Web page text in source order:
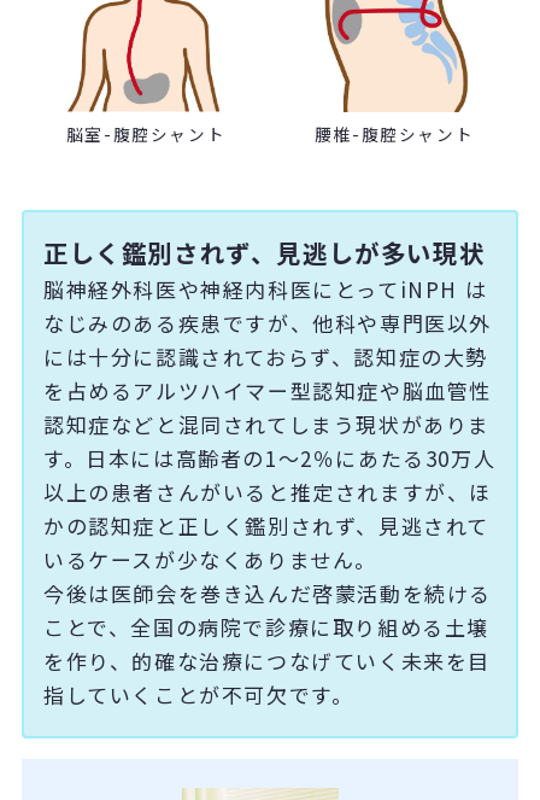
脳室-腹腔シャント 腰椎-腹腔シャント
正しく鑑別されず、見逃しが多い現状
脳神経外科医や神経内科医にとってiNPH は
なじみのある疾患ですが、他科や専門医以外
には十分に認識されておらず、認知症の大勢
を占めるアルツハイマー型認知症や脳血管性
認知症などと混同されてしまう現状がありま
す。日本には高齢者の1～2％にあたる30万人
以上の患者さんがいると推定されますが、ほ
かの認知症と正しく鑑別されず、見逃されて
いるケースが少なくありません。
今後は医師会を巻き込んだ啓蒙活動を続ける
ことで、全国の病院で診療に取り組める土壌
を作り、的確な治療につなげていく未来を目
指していくことが不可欠です。